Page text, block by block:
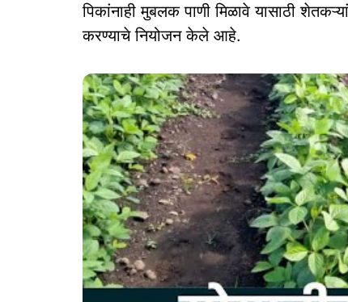
पिकांनाही मुबलक पाणी मिळावे यासाठी
करण्याचे नियोजन केले आहे.